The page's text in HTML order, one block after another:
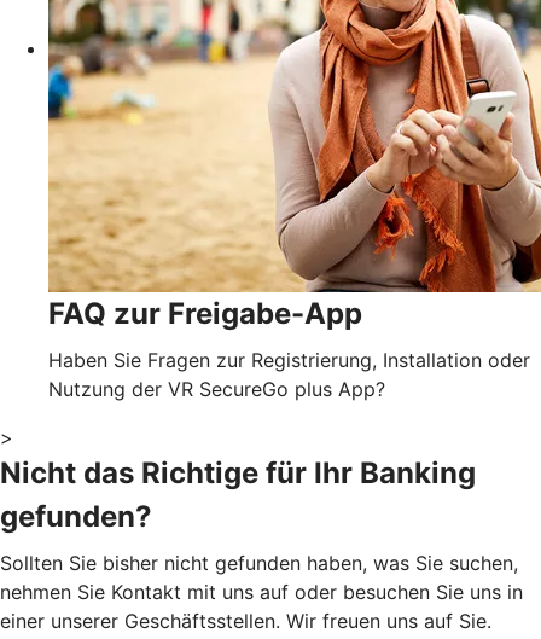
FAQ zur Freigabe-App
Haben Sie Fragen zur Registrierung, Installation oder
Nutzung der VR SecureGo plus App?
>
Nicht das Richtige für Ihr Banking
gefunden?
Sollten Sie bisher nicht gefunden haben, was Sie suchen,
nehmen Sie Kontakt mit uns auf oder besuchen Sie uns in
einer unserer Geschäftsstellen. Wir freuen uns auf Sie.